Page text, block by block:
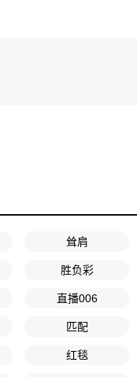
耸肩
胜负彩
直播006
匹配
红毯